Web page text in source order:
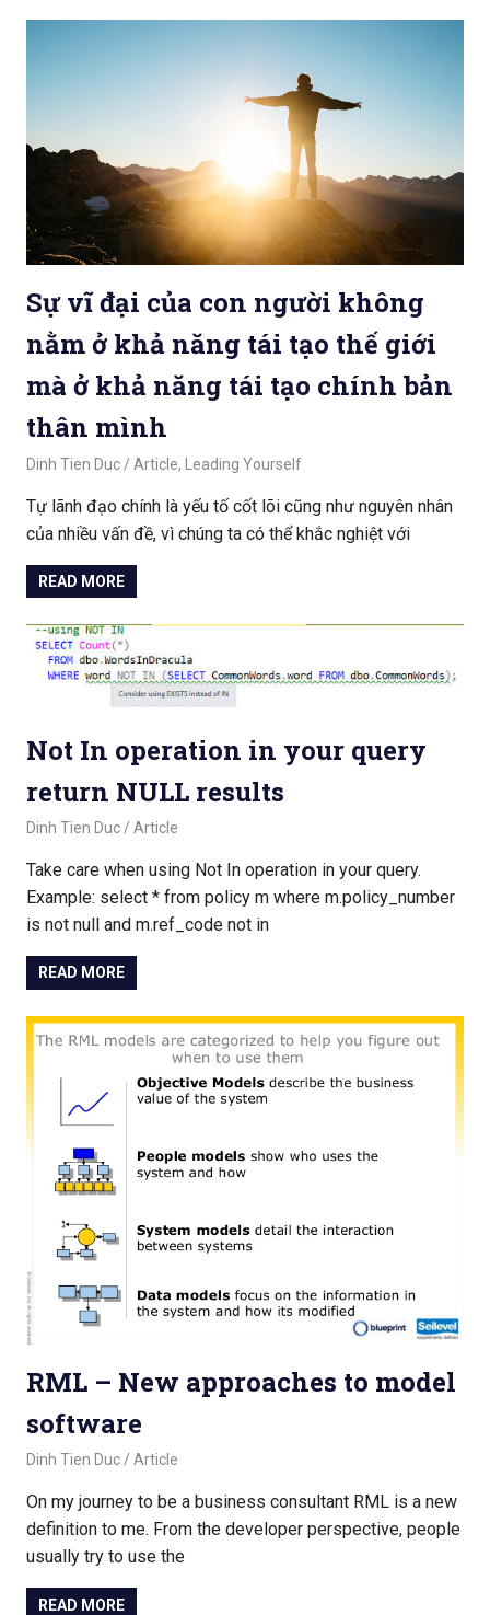
Sự vĩ đại của con người không
nằm ở khả năng tái tạo thế giới
mà ở khả năng tái tạo chính bản
thân mình
February 28, 2020
Dinh Tien Duc Article, Leading Yourself
Tự lãnh đạo chính là yếu tố cốt lõi cũng như nguyên nhân
của nhiều vấn đề, vì chúng ta có thể khắc nghiệt với
READ MORE
Not In operation in your query
return NULL results
August 15, 2018
Dinh Tien Duc Article
Take care when using Not In operation in your query.
Example: select * from policy m where m.policy_number
is not null and m.ref_code not in
READ MORE
RML – New approaches to model
software
May 16, 2018
Dinh Tien Duc Article
On my journey to be a business consultant RML is a new
definition to me. From the developer perspective, people
usually try to use the
READ MORE